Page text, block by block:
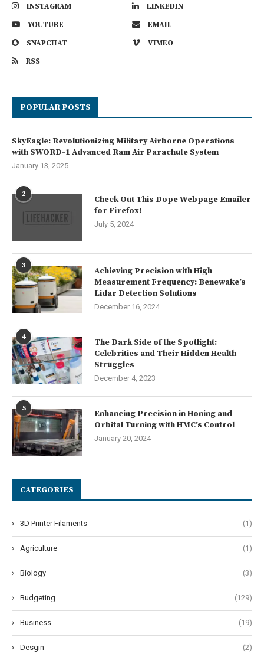
INSTAGRAM
LINKEDIN
YOUTUBE
EMAIL
SNAPCHAT
VIMEO
RSS
POPULAR POSTS
SkyEagle: Revolutionizing Military Airborne Operations
with SWORD-1 Advanced Ram Air Parachute System
January 13, 2025
2
Check Out This Dope Webpage Emailer
for Firefox!
July 5, 2024
3
Achieving Precision with High
Measurement Frequency: Benewake’s
Lidar Detection Solutions
December 16, 2024
4
The Dark Side of the Spotlight:
Celebrities and Their Hidden Health
Struggles
December 4, 2023
5
Enhancing Precision in Honing and
Orbital Turning with HMC’s Control
January 20, 2024
CATEGORIES
3D Printer Filaments (1)
Agriculture (1)
Biology (3)
Budgeting (129)
Business (19)
Desgin (2)